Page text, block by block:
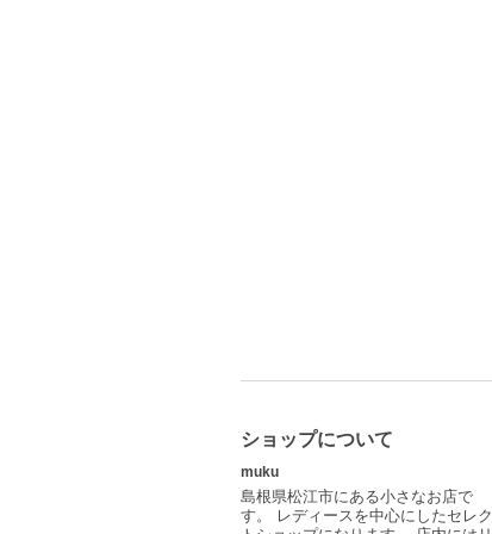
ショップについて
muku
島根県松江市にある小さなお店で
す。 レディースを中心にしたセレク